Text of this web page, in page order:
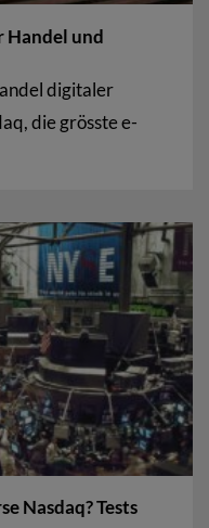
Handel und
digitaler
die grösste e-
Nasdaq? Tests